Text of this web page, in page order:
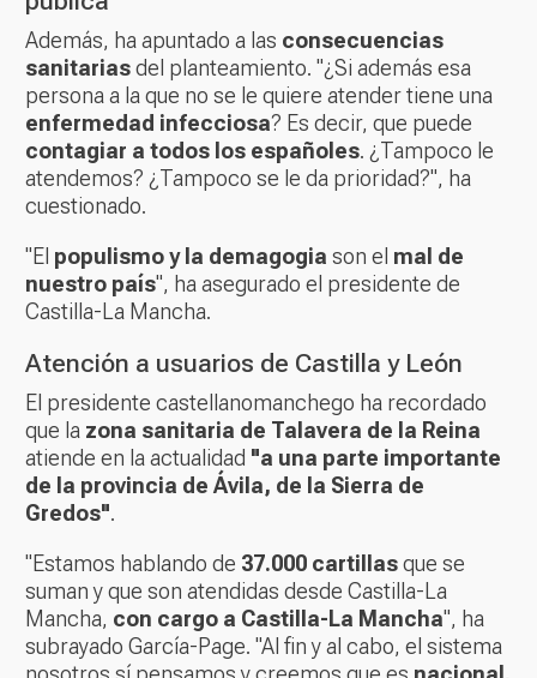
Además, ha apuntado a las consecuencias
sanitariasdel planteamiento. "¿Si además esa
persona a la que no se le quiere atender tiene una
enfermedad infecciosa? Es decir, que puede
contagiar a todos los españoles. ¿Tampoco le
atendemos? ¿Tampoco se le da prioridad?", ha
cuestionado.
"El populismo y la demagogia son el mal de
nuestro país", ha asegurado el presidente de
Castilla-La Mancha.
Atención a usuarios de Castilla y León
El presidente castellanomanchego ha recordado
que la zona sanitaria de Talavera de la Reina
atiende en la actualidad "a una parte importante
de la provincia de Ávila, de la Sierra de
Gredos".
"Estamos hablando de 37.000 cartillasque se
suman y que son atendidas desde Castilla-La
Mancha, con cargo a Castilla-La Mancha", ha
subrayado García-Page. "Al fin y al cabo, el sistema